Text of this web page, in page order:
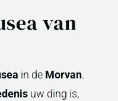
van
in de Morvan.
uw ding is,